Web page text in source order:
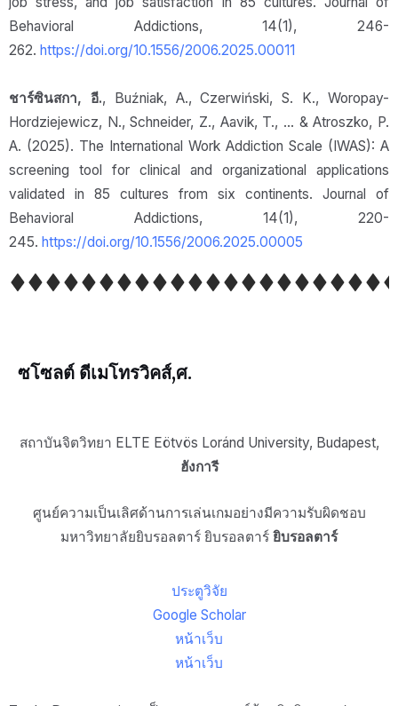
Behavioral Addictions, 14(1), 246-
262. https://doi.org/10.1556/2006.2025.00011
ชาร์ซินสกา, อี., Buźniak, A., Czerwiński, S. K., Woropay-
Hordziejewicz, N., Schneider, Z., Aavik, T., … & Atroszko, P.
A. (2025). The International Work Addiction Scale (IWAS): A
screening tool for clinical and organizational applications
validated in 85 cultures from six continents. Journal of
Behavioral Addictions, 14(1), 220-
245. https://doi.org/10.1556/2006.2025.00005
ซโซลต์ ดีเมโทรวิคส์,ศ.
สถาบันจิตวิทยา ELTE Eötvös Loránd University, Budapest,
ฮังการี
ศูนย์ความเป็นเลิศด้านการเล่นเกมอย่างมีความรับผิดชอบ
มหาวิทยาลัยยิบรอลตาร์ ยิบรอลตาร์ ยิบรอลตาร์
ประตูวิจัย
Google Scholar
หน้าเว็บ
หน้าเว็บ